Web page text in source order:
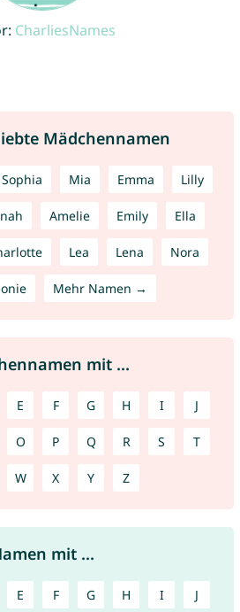
CharliesNames
Mädchennamen
Sophia Mia Emma Lilly
Amelie Emily Ella
Lea Lena Nora
Mehr Namen →
mit ...
E F G H I J
O P Q R S T
W X Y Z
mit ...
E F G H I J